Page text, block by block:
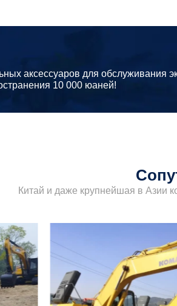
аксессуаров для обслуживания
10 000 юаней!
Китай и даже крупнейшая в Азии